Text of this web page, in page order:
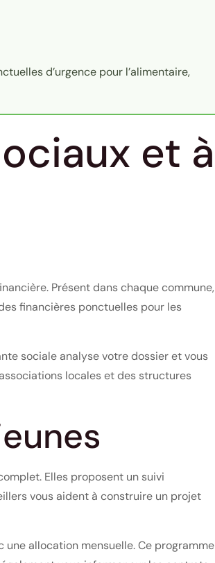
d’urgence pour l’alimentaire,
et à
Présent dans chaque commune,
financières ponctuelles pour les
sociale analyse votre dossier et vous
locales et des structures
Elles proposent un suivi
vous aident à construire un projet
allocation mensuelle. Ce programme